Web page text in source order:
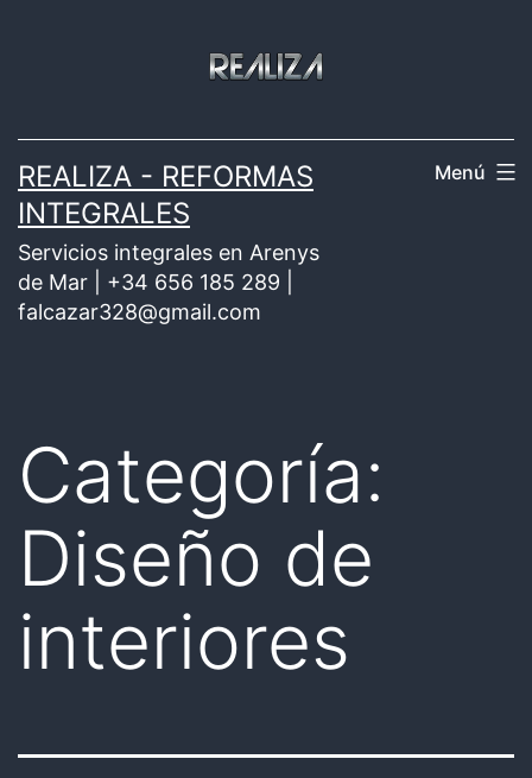
REALIZA - REFORMAS
INTEGRALES
Servicios integrales en Arenys
de Mar | +34 656 185 289 |
falcazar328@gmail.com
Menú
Categoría:
Diseño de
interiores